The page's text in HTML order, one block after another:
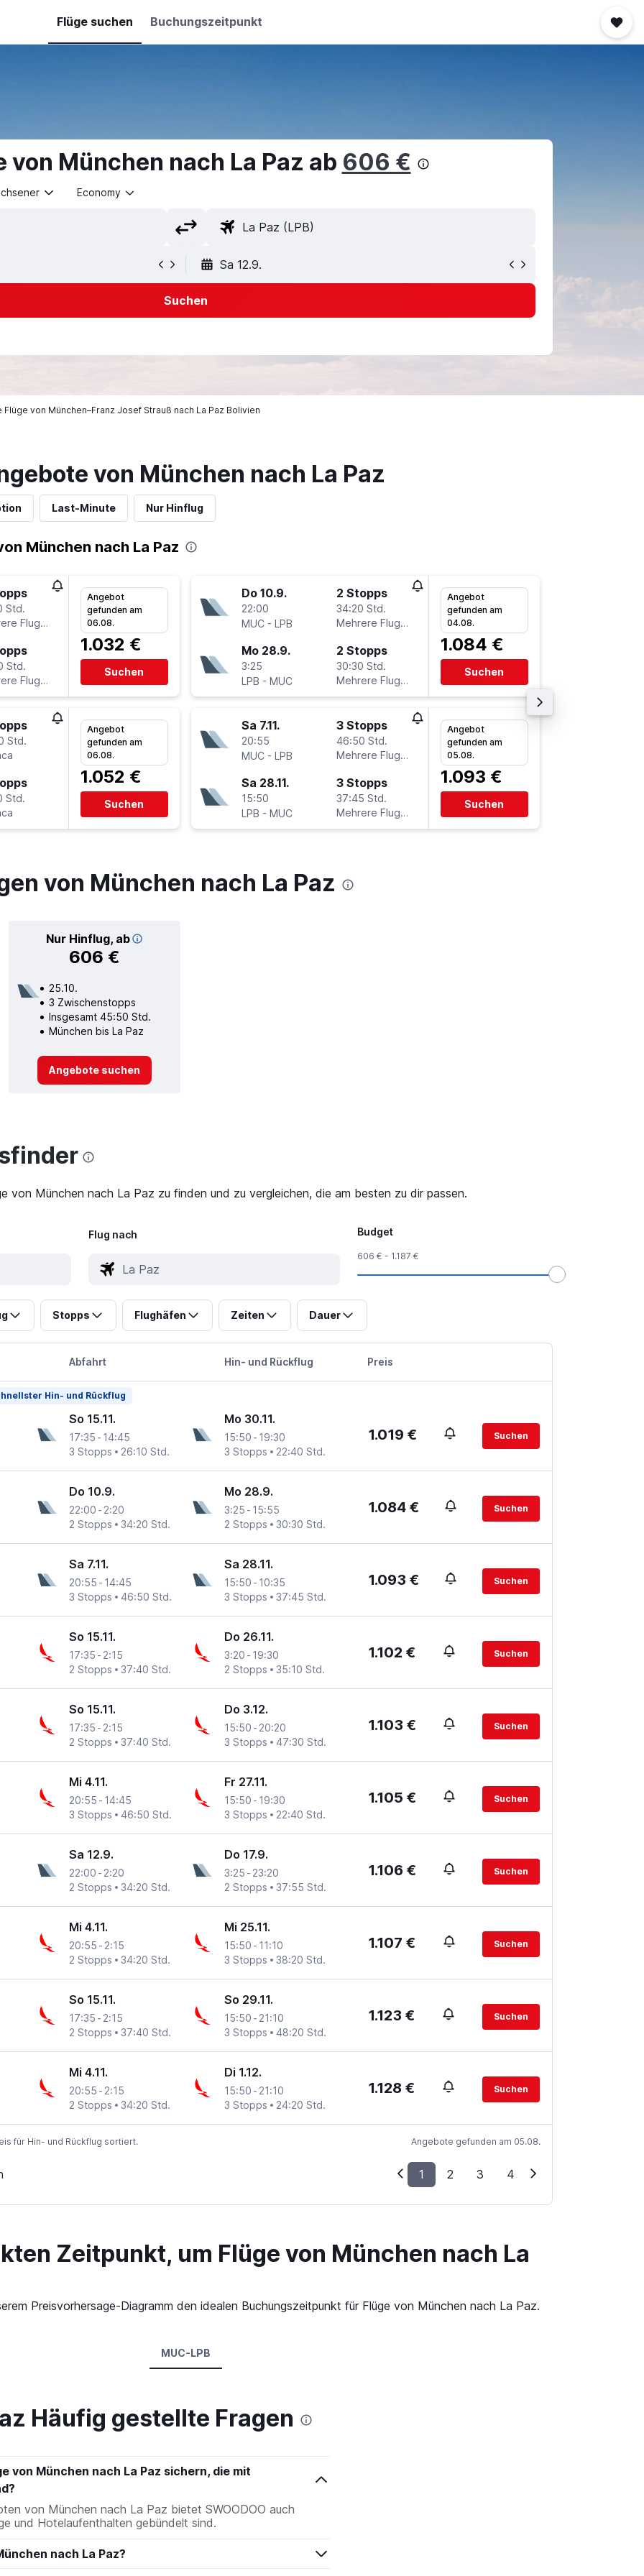
Flüge suchen Buchungszeitpunkt
von München nach La Paz ab 606 €
Economy
Sa 12.9.
Suchen
Flüge von München–Franz Josef Strauß nach La Paz Bolivien
von München nach La Paz
Last-Minute Nur Hinflug
München nach La Paz
Std.
Fluglinien
Std.
Fluglinien
Angebot
gefunden am
06.08.
1.032 €
Suchen
Std.
Std.
Angebot
gefunden am
06.08.
1.052 €
Suchen
Do 10.9.
22:00
MUC - LPB
2 Stopps
34:20 Std.
Mehrere Fluglinien
Mo 28.9.
3:25
LPB - MUC
2 Stopps
30:30 Std.
Mehrere Fluglinien
Angebot
gefunden am
04.08.
1.084 €
Suchen
Sa 7.11.
20:55
MUC - LPB
3 Stopps
46:50 Std.
Mehrere Fluglinien
Sa 28.11.
15:50
LPB - MUC
3 Stopps
37:45 Std.
Mehrere Fluglinien
Angebot
gefunden am
05.08.
1.093 €
Suchen
von München nach La Paz
Nur Hinflug, ab
606 €
25.10.
3 Zwischenstopps
Insgesamt 45:50 Std.
München bis La Paz
Angebote suchen
von München nach La Paz zu finden und zu vergleichen, die am besten zu dir passen.
Flug nach Budget
606 € - 1.187 €
Stopps Flughäfen Zeiten Dauer
Abfahrt Hin- und Rückflug Preis
Hin- und Rückflug
So 15.11.
17:35 - 14:45
3 Stopps
26:10 Std.
Mo 30.11.
15:50 - 19:30
3 Stopps
22:40 Std.
1.019 € Suchen
Do 10.9.
22:00 - 2:20
2 Stopps
34:20 Std.
Mo 28.9.
3:25 - 15:55
2 Stopps
30:30 Std.
1.084 € Suchen
Sa 7.11.
20:55 - 14:45
3 Stopps
46:50 Std.
Sa 28.11.
15:50 - 10:35
3 Stopps
37:45 Std.
1.093 € Suchen
So 15.11.
17:35 - 2:15
2 Stopps
37:40 Std.
Do 26.11.
3:20 - 19:30
2 Stopps
35:10 Std.
1.102 € Suchen
So 15.11.
17:35 - 2:15
2 Stopps
37:40 Std.
Do 3.12.
15:50 - 20:20
3 Stopps
47:30 Std.
1.103 € Suchen
Mi 4.11.
20:55 - 14:45
3 Stopps
46:50 Std.
Fr 27.11.
15:50 - 19:30
3 Stopps
22:40 Std.
1.105 € Suchen
Sa 12.9.
22:00 - 2:20
2 Stopps
34:20 Std.
Do 17.9.
3:25 - 23:20
2 Stopps
37:55 Std.
1.106 € Suchen
Mi 4.11.
20:55 - 2:15
2 Stopps
34:20 Std.
Mi 25.11.
15:50 - 11:10
3 Stopps
38:20 Std.
1.107 € Suchen
So 15.11.
17:35 - 2:15
2 Stopps
37:40 Std.
So 29.11.
15:50 - 21:10
3 Stopps
48:20 Std.
1.123 € Suchen
Mi 4.11.
20:55 - 2:15
2 Stopps
34:20 Std.
Di 1.12.
15:50 - 21:10
3 Stopps
24:20 Std.
1.128 € Suchen
für Hin- und Rückflug sortiert. Angebote gefunden am 05.08.
1 2 3 4
Zeitpunkt, um Flüge von München nach La
Preisvorhersage-Diagramm den idealen Buchungszeitpunkt für Flüge von München nach La Paz.
MUC-LPB
Häufig gestellte Fragen
von München nach La Paz sichern, die mit
von München nach La Paz bietet SWOODOO auch
und Hotelaufenthalten gebündelt sind.
nach La Paz?